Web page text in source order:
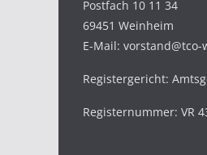
Postfach 10 11 34
69451 Weinheim
E-Mail:
Registergericht:
Registernummer: VR